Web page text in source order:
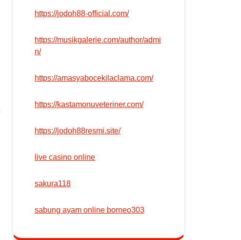
https://jodoh88-official.com/
https://musikgalerie.com/author/admi
n/
https://amasyabocekilaclama.com/
https://kastamonuveteriner.com/
https://jodoh88resmi.site/
live casino online
sakura118
sabung ayam online borneo303